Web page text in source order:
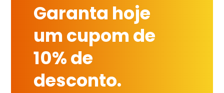
Garanta hoje
um cupom de
10% de
desconto.